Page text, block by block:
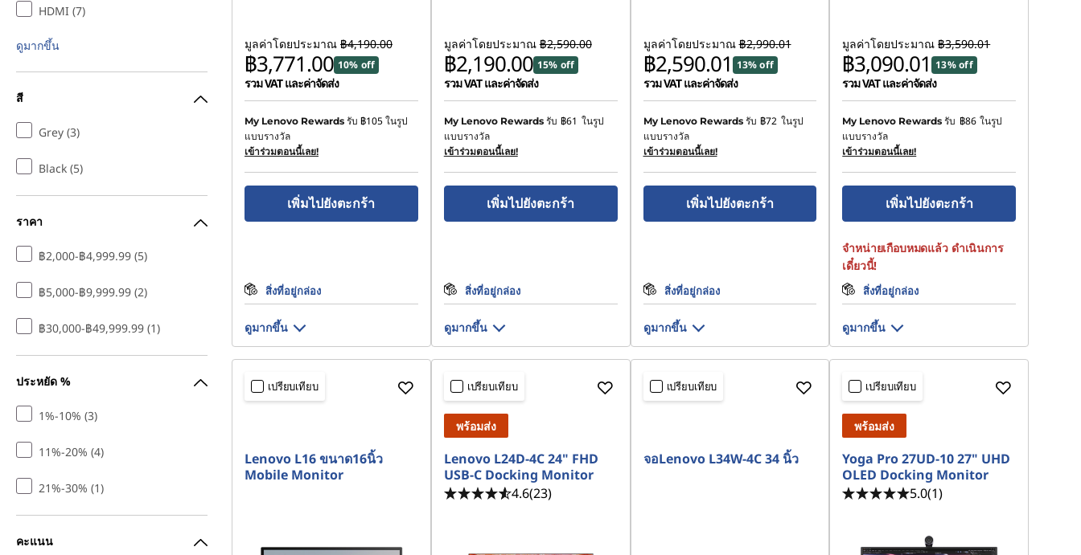
HDMI (7)
ดูมากขึ้น
สี
Grey (3)
Black (5)
ราคา
฿2,000-฿4,999.99 (5)
฿5,000-฿9,999.99 (2)
฿30,000-฿49,999.99 (1)
ประหยัด %
1%-10% (3)
11%-20% (4)
21%-30% (1)
คะแนน
มูลค่าโดยประมาณ ฿4,190.00
฿3,771.00 10% off
รวม VAT และค่าจัดส่ง
My Lenovo Rewards รับ ฿105ในรูป
แบบรางวัล
เข้าร่วมตอนนี้เลย!
เพิ่มไปยังตะกร้า
สิ่งที่อยู่กล่อง
ดูมากขึ้น
มูลค่าโดยประมาณ ฿2,590.00
฿2,190.00 15% off
รวม VAT และค่าจัดส่ง
My Lenovo Rewards รับ ฿61 ในรูป
แบบรางวัล
เข้าร่วมตอนนี้เลย!
เพิ่มไปยังตะกร้า
สิ่งที่อยู่กล่อง
ดูมากขึ้น
มูลค่าโดยประมาณ ฿2,990.01
฿2,590.01 13% off
รวม VAT และค่าจัดส่ง
My Lenovo Rewards รับ ฿72 ในรูป
แบบรางวัล
เข้าร่วมตอนนี้เลย!
เพิ่มไปยังตะกร้า
สิ่งที่อยู่กล่อง
ดูมากขึ้น
มูลค่าโดยประมาณ ฿3,590.01
฿3,090.01 13% off
รวม VAT และค่าจัดส่ง
My Lenovo Rewards รับ ฿86 ในรูป
แบบรางวัล
เข้าร่วมตอนนี้เลย!
เพิ่มไปยังตะกร้า
จำหน่ายเกือบหมดแล้ว ดำเนินการ
เดี๋ยวนี้!
สิ่งที่อยู่กล่อง
ดูมากขึ้น
เปรียบเทียบ
Lenovo L16 ขนาด16นิ้ว
Mobile Monitor
เปรียบเทียบ
พร้อมส่ง
Lenovo L24D-4C 24" FHD
USB-C Docking Monitor
4.6(23)
เปรียบเทียบ
จอLenovo L34W-4C 34 นิ้ว
เปรียบเทียบ
พร้อมส่ง
Yoga Pro 27UD-10 27" UHD
OLED Docking Monitor
5.0(1)